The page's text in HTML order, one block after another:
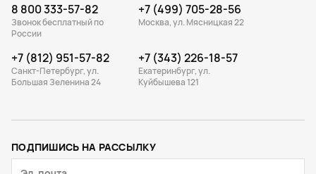
8 800 333-57-82
Звонок бесплатный по
России
+7 (499) 705-28-56
Москва, ул. Мясницкая 22
+7 (812) 951-57-82
Санкт-Петербург, ул.
Большая Зеленина 24
+7 (343) 226-18-57
Екатеринбург, ул.
Куйбышева 121
ПОДПИШИСЬ НА РАССЫЛКУ